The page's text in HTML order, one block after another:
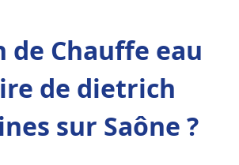
de Chauffe eau
de dietrich
sur Saône ?